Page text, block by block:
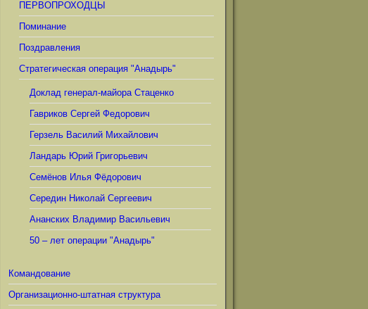
ПЕРВОПРОХОДЦЫ
Поминание
Поздравления
Стратегическая операция "Анадырь"
Доклад генерал-майора Стаценко
Гавриков Сергей Федорович
Герзель Василий Михайлович
Ландарь Юрий Григорьевич
Семёнов Илья Фёдорович
Середин Николай Сергеевич
Ананских Владимир Васильевич
50 – лет операции "Анадырь"
Командование
Организационно-штатная структура